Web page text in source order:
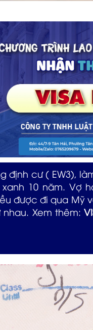
định cư ( EW3),
10 năm. Vợ
được đi qua Mỹ
Xem thêm: